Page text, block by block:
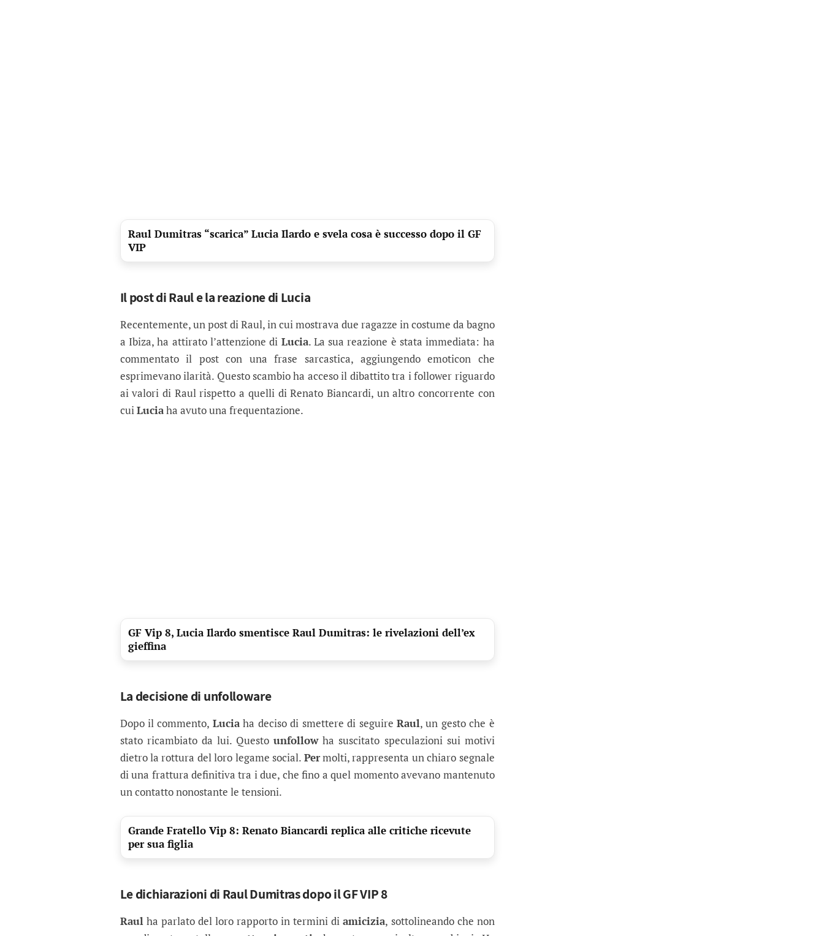
Raul Dumitras “scarica” Lucia Ilardo e svela cosa è successo dopo il GF
VIP
Il post di Raul e la reazione di Lucia
Recentemente, un post di Raul, in cui mostrava due ragazze in costume da bagno
a Ibiza, ha attirato l’attenzione di Lucia. La sua reazione è stata immediata: ha
commentato il post con una frase sarcastica, aggiungendo emoticon che
esprimevano ilarità. Questo scambio ha acceso il dibattito tra i follower riguardo
ai valori di Raul rispetto a quelli di Renato Biancardi, un altro concorrente con
cuiLuciaha avuto una frequentazione.
GF Vip 8, Lucia Ilardo smentisce Raul Dumitras: le rivelazioni dell’ex
gieffina
La decisione di unfolloware
Dopo il commento, Luciaha deciso di smettere di seguire Raul, un gesto che è
stato ricambiato da lui. Questounfollowha suscitato speculazioni sui motivi
dietro la rottura del loro legame social. Permolti, rappresenta un chiaro segnale
di una frattura definitiva tra i due, che fino a quel momento avevano mantenuto
un contatto nonostante le tensioni.
Grande Fratello Vip 8: Renato Biancardi replica alle critiche ricevute
per sua figlia
Le dichiarazioni di Raul Dumitras dopo il GF VIP 8
Raulha parlato del loro rapporto in termini diamicizia, sottolineando che non